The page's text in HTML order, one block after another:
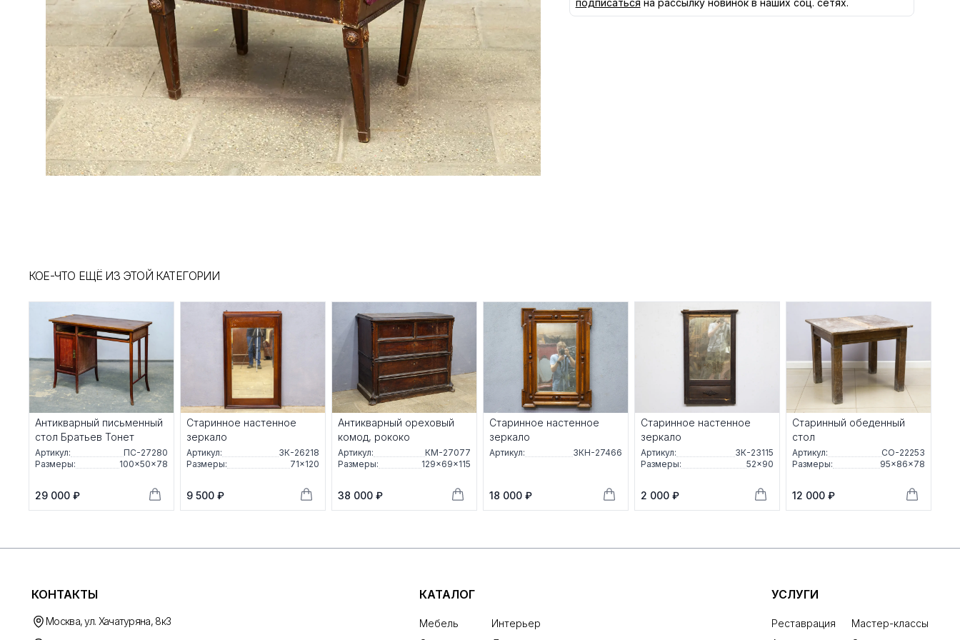
подписаться на рассылку новинок в наших соц. сетях.
КОЕ-ЧТО ЕЩЁ ИЗ ЭТОЙ КАТЕГОРИИ
Антикварный письменный
стол Братьев Тонет
Артикул:
ПС-27280
Размеры:
100×50×78
29 000 ₽
Старинное настенное
зеркало
Артикул:
ЗК-26218
Размеры:
71×120
9 500 ₽
Антикварный ореховый
комод, рококо
Артикул:
КМ-27077
Размеры:
129×69×115
38 000 ₽
Старинное настенное
зеркало
Артикул: ЗКН-27466
18 000 ₽
Старинное настенное
зеркало
Артикул:
ЗК-23115
Размеры:
52×90
2 000 ₽
Старинный обеденный
стол
Артикул:
СО-22253
Размеры:
95×86×78
12 000 ₽
КОНТАКТЫ
Москва, ул. Хачатуряна, 8к3
КАТАЛОГ
Мебель
Интерьер
УСЛУГИ
Реставрация
Мастер-классы